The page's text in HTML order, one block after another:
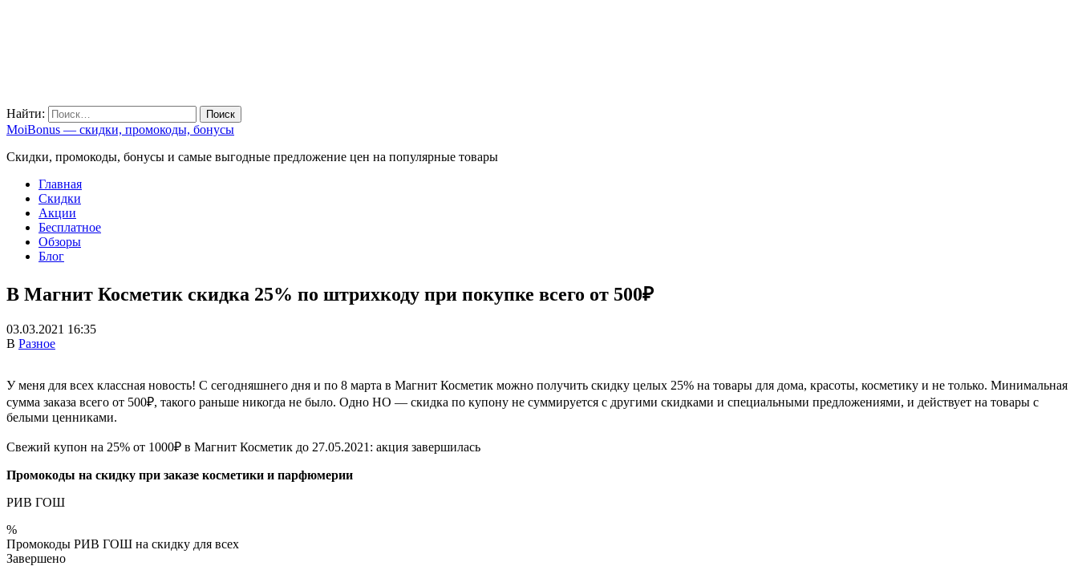
Найти:
MoiBonus — скидки, промокоды, бонусы
Скидки, промокоды, бонусы и самые выгодные предложение цен на популярные товары
Главная
Скидки
Акции
Бесплатное
Обзоры
Блог
В Магнит Косметик скидка 25% по штрихкоду при покупке всего от 500₽
03.03.2021 16:35
В Разное
У меня для всех классная новость! С сегодняшнего дня и по 8 марта в Магнит Косметик можно получить скидку целых 25% на товары для дома, красоты, косметику и не только. Минимальная
сумма заказа всего от 500₽, такого раньше никогда не было. Одно НО — скидка по купону не суммируется с другими скидками и специальными предложениями, и действует на товары с
белыми ценниками.
Свежий купон на 25% от 1000₽ в Магнит Косметик до 27.05.2021: акция завершилась
Промокоды на скидку при заказе косметики и парфюмерии
РИВ ГОШ
%
Промокоды РИВ ГОШ на скидку для всех
Завершено